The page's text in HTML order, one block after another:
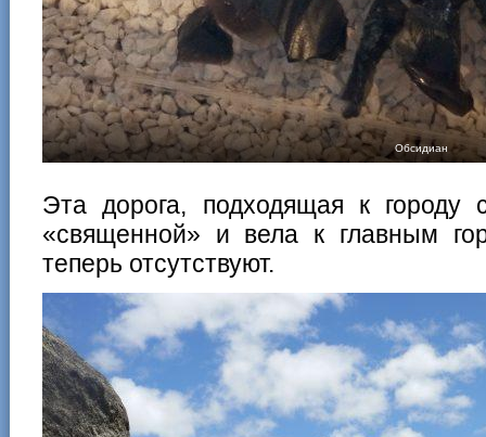
Обсидиан
Эта дорога, подходящая к городу
«священной» и вела к главным
теперь отсутствуют.